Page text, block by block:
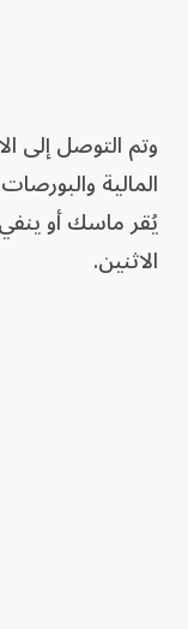
وتم التوصل إلى
المالية
يُقر ماسك أو
الاثنين.